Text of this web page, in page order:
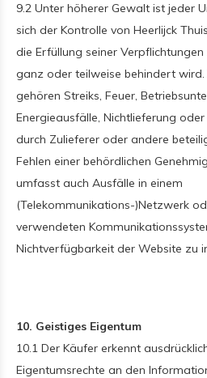
9.2 Unter höherer Gewalt ist jeder
sich der Kontrolle von Heerlijck
die Erfüllung seiner
ganz oder teilweise behindert
gehören Streiks, Feuer,
Energieausfälle, Nichtlieferung
durch Zulieferer oder andere
Fehlen einer behördlichen
umfasst auch Ausfälle in einem
(Telekommunikations-)Netzwerk
verwendeten
Nichtverfügbarkeit der Website zu
10. Geistiges Eigentum
10.1 Der Käufer erkennt
Eigentumsrechte an den